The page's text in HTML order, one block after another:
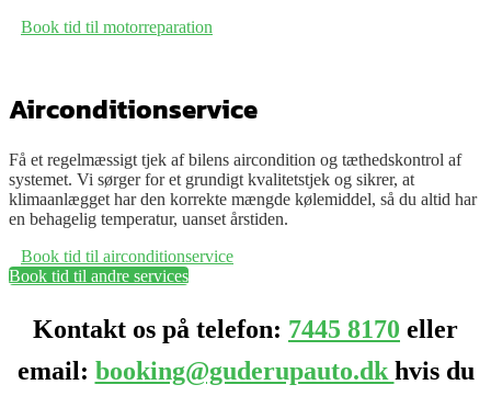
Book tid til motorreparation
Airconditionservice
Få et regelmæssigt tjek af bilens aircondition og tæthedskontrol af
systemet. Vi sørger for et grundigt kvalitetstjek og sikrer, at
klimaanlægget har den korrekte mængde kølemiddel, så du altid har
en behagelig temperatur, uanset årstiden.
Book tid til airconditionservice
Book tid til andre services
Kontakt os på telefon: 7445 8170 eller
email: booking@guderupauto.dk hvis du